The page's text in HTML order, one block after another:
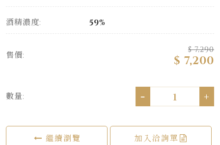
酒精濃度: 59%
售價:
$ 7,290
$ 7,200
數量: - +
繼續瀏覽 加入洽詢單